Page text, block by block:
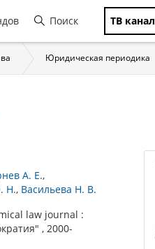
Поиск ТВ канал
Юридическая периодика
А. Е.
Н. Васильева Н. В.
law journal :
, 2000-